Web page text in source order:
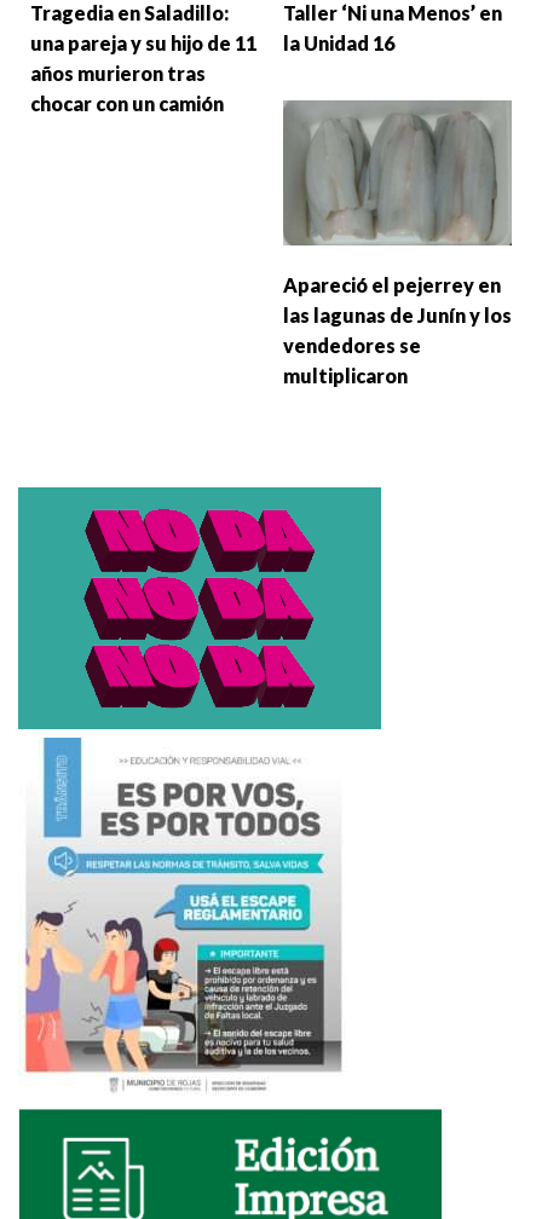
Tragedia en Saladillo:
una pareja y su hijo de 11
años murieron tras
chocar con un camión
Taller ‘Ni una Menos’ en
la Unidad 16
Apareció el pejerrey en
las lagunas de Junín y los
vendedores se
multiplicaron